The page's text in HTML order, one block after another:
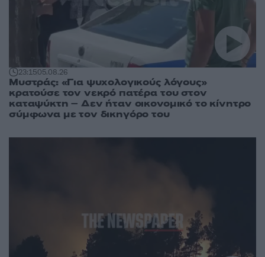
23:1505.08.26
Μυστράς: «Για ψυχολογικούς λόγους»
κρατούσε τον νεκρό πατέρα του στον
καταψύκτη – Δεν ήταν οικονομικό το κίνητρο
σύμφωνα με τον δικηγόρο του